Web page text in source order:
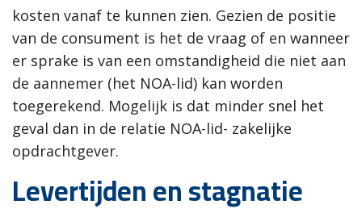
kosten vanaf te kunnen zien. Gezien de positie
van de consument is het de vraag of en wanneer
er sprake is van een omstandigheid die niet aan
de aannemer (het NOA-lid) kan worden
toegerekend. Mogelijk is dat minder snel het
geval dan in de relatie NOA-lid- zakelijke
opdrachtgever.
Levertijden en stagnatie